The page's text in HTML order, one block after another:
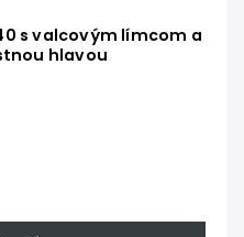
s valcovým límcom a
hlavou